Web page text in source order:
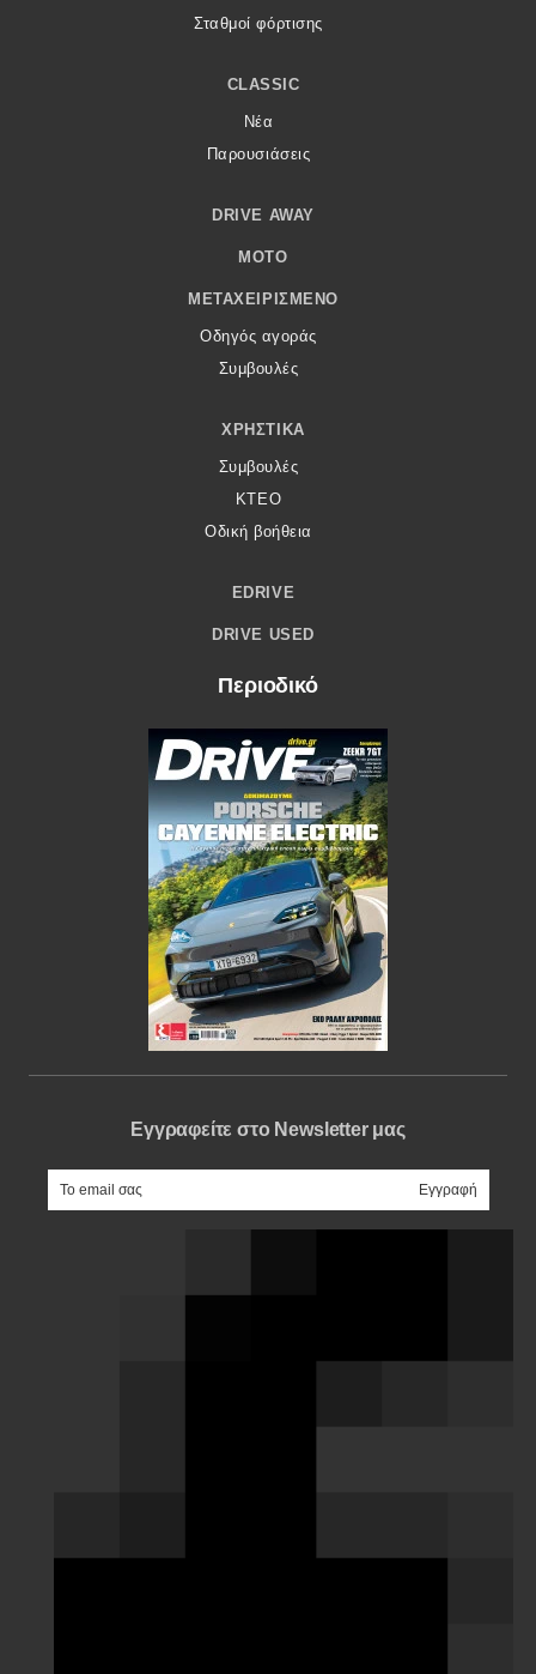
Σταθμοί φόρτισης
CLASSIC
Νέα
Παρουσιάσεις
DRIVE AWAY
MOTO
ΜΕΤΑΧΕΙΡΙΣΜΈΝΟ
Οδηγός αγοράς
Συμβουλές
ΧΡΗΣΤΙΚΆ
Συμβουλές
ΚΤΕΟ
Οδική βοήθεια
EDRIVE
DRIVE USED
Περιοδικό
Εγγραφείτε στο Newsletter μας
e-mail